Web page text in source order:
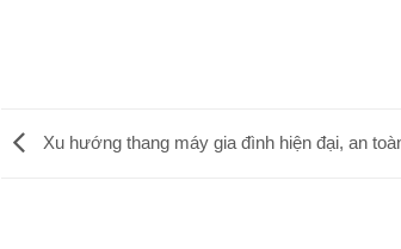
Xu hướng thang máy gia đình hiện đại, an